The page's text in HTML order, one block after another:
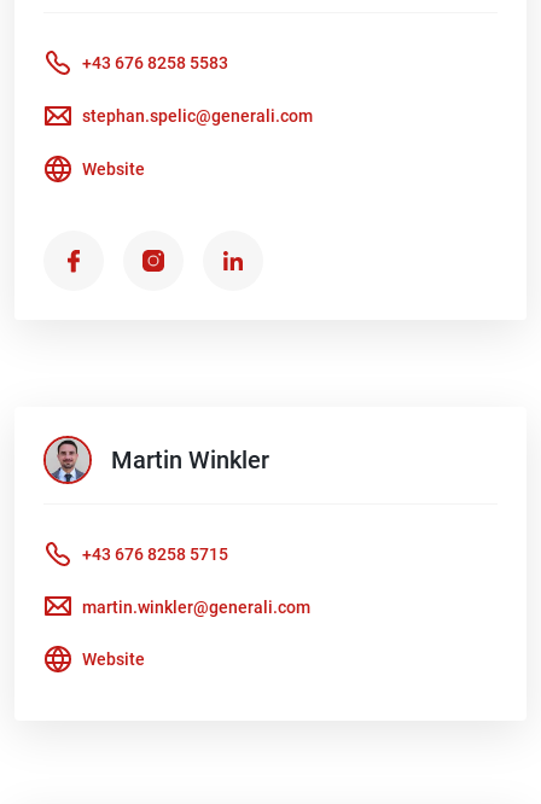
+43 676 8258 5583
stephan.spelic@generali.com
Website
Martin Winkler
+43 676 8258 5715
martin.winkler@generali.com
Website